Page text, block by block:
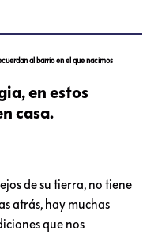
al barrio en el que nacimos
en estos
casa.
de su tierra, no tiene
atrás, hay muchas
que nos